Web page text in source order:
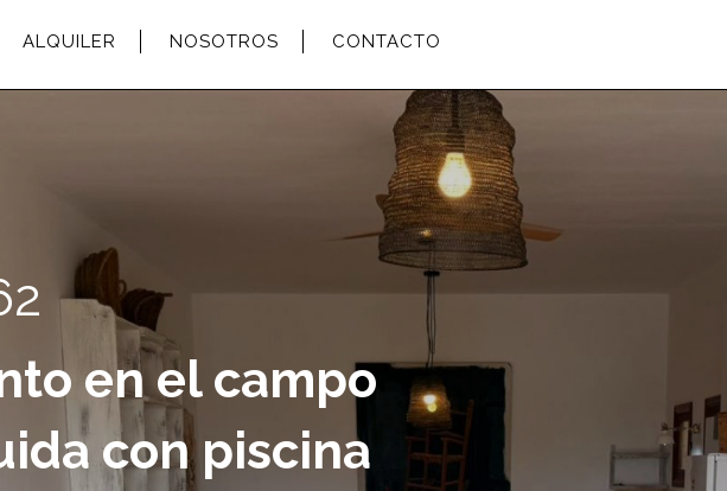
ALQUILER NOSOTROS CONTACTO
en el campo
con piscina